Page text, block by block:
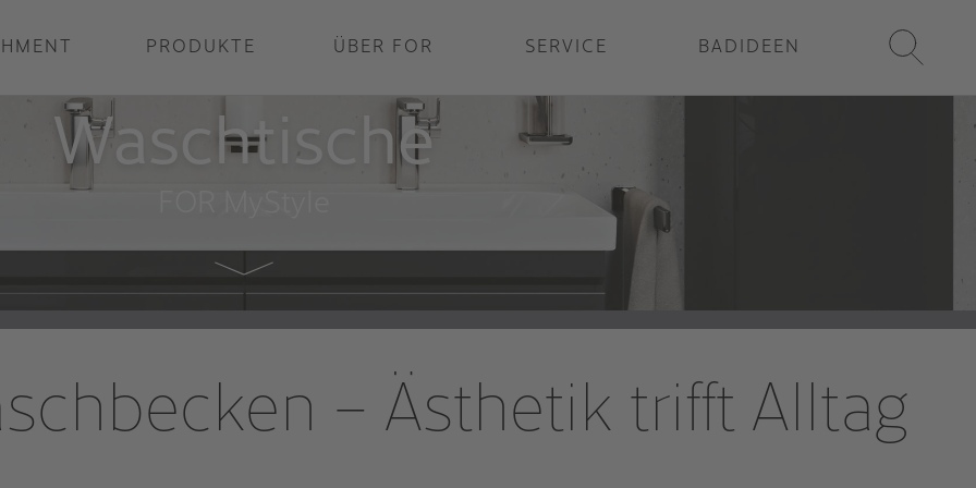
PRODUKTE ÜBER FOR SERVICE BADIDEEN
Waschtische
– Ästhetik trifft Alltag